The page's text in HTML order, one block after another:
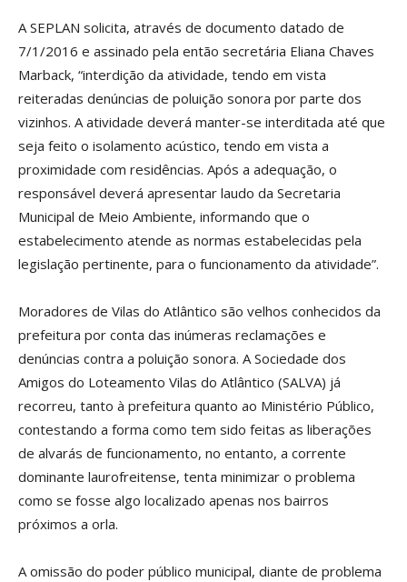
A SEPLAN solicita, através de documento datado de
7/1/2016 e assinado pela então secretária Eliana Chaves
Marback, “interdição da atividade, tendo em vista
reiteradas denúncias de poluição sonora por parte dos
vizinhos. A atividade deverá manter-se interditada até que
seja feito o isolamento acústico, tendo em vista a
proximidade com residências. Após a adequação, o
responsável deverá apresentar laudo da Secretaria
Municipal de Meio Ambiente, informando que o
estabelecimento atende as normas estabelecidas pela
legislação pertinente, para o funcionamento da atividade”.
Moradores de Vilas do Atlântico são velhos conhecidos da
prefeitura por conta das inúmeras reclamações e
denúncias contra a poluição sonora. A Sociedade dos
Amigos do Loteamento Vilas do Atlântico (SALVA) já
recorreu, tanto à prefeitura quanto ao Ministério Público,
contestando a forma como tem sido feitas as liberações
de alvarás de funcionamento, no entanto, a corrente
dominante laurofreitense, tenta minimizar o problema
como se fosse algo localizado apenas nos bairros
próximos a orla.
A omissão do poder público municipal, diante de problema